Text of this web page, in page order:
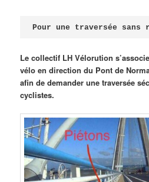
Pour une traversée
Le collectif LH Vélorution
vélo en direction du Pont de
afin de demander une traversée
cyclistes.